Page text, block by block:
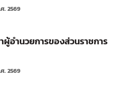
. 2569
อำนวยการของส่วนราชการ
. 2569